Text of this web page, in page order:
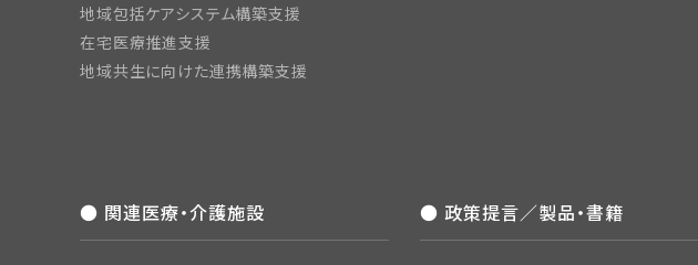
地域包括ケアシステム構築支援
在宅医療推進支援
地域共生に向けた連携構築支援
● 関連医療・介護施設 ● 政策提言／製品・書籍